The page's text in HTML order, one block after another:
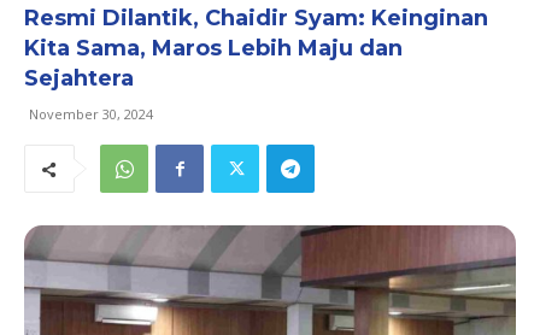
Resmi Dilantik, Chaidir Syam: Keinginan
Kita Sama, Maros Lebih Maju dan
Sejahtera
November 30, 2024